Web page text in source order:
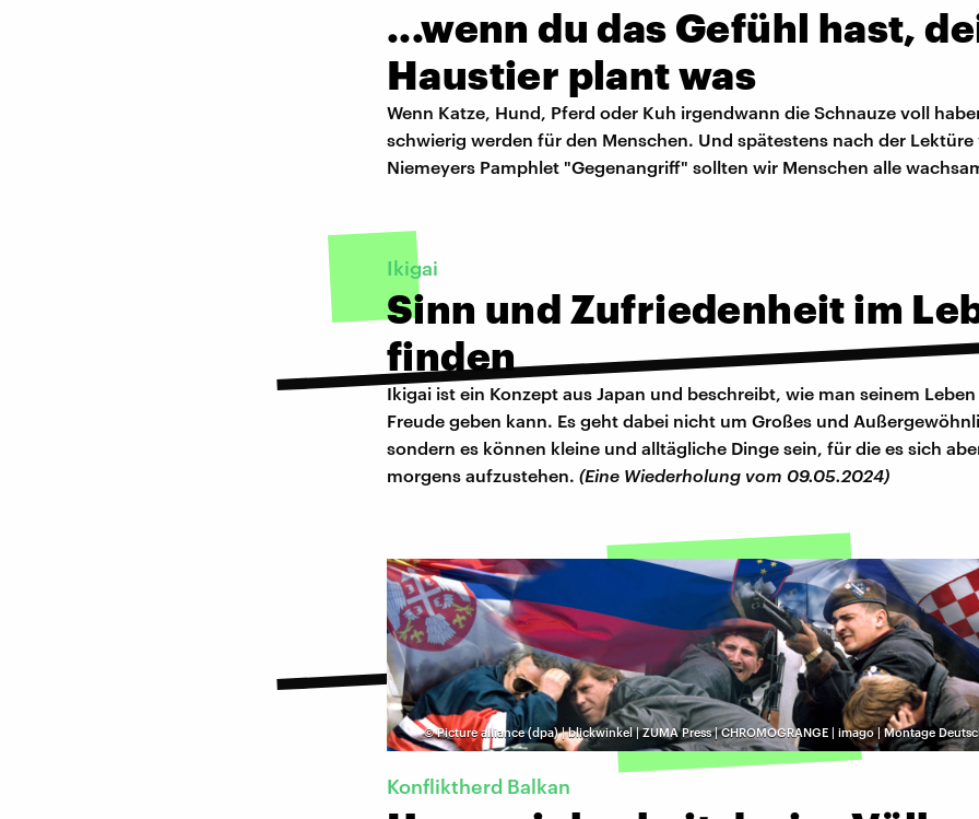
...wenn du das Gefühl hast,
Haustier plant was
Wenn Katze, Hund, Pferd oder Kuh irgendwann die Schnauze voll
schwierig werden für den Menschen. Und spätestens nach der Lektüre
Niemeyers Pamphlet "Gegenangriff" sollten wir Menschen alle
Ikigai
Sinn und Zufriedenheit im
finden
Ikigai ist ein Konzept aus Japan und beschreibt, wie man seinem
Freude geben kann. Es geht dabei nicht um Großes und
sondern es können kleine und alltägliche Dinge sein, für die es sich
morgens aufzustehen. (Eine Wiederholung vom 09.05.2024)
©Picture alliance (dpa) | blickwinkel | ZUMA Press | CHROMOGRANGE | imago | Montage
Konfliktherd Balkan